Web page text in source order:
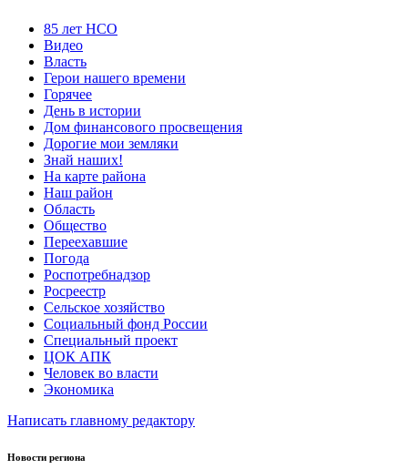
85 лет НСО
Видео
Власть
Герои нашего времени
Горячее
День в истории
Дом финансового просвещения
Дорогие мои земляки
Знай наших!
На карте района
Наш район
Область
Общество
Переехавшие
Погода
Роспотребнадзор
Росреестр
Сельское хозяйство
Социальный фонд России
Специальный проект
ЦОК АПК
Человек во власти
Экономика
Написать главному редактору
Новости региона